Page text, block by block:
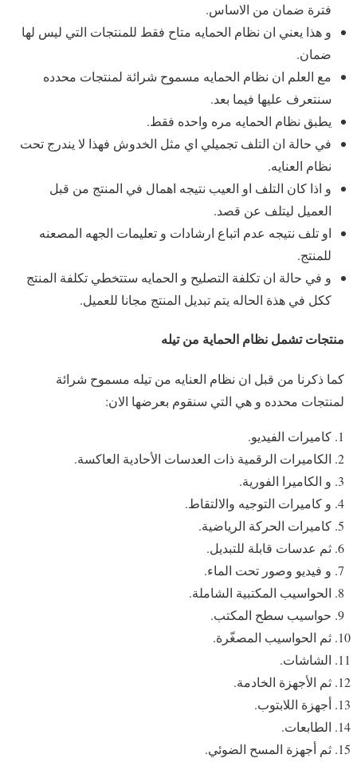
فترة ضمان من الاساس.
و هذا يعني ان نظام الحمايه متاح فقط للمنتجات التي ليس لها
ضمان.
مع العلم ان نظام الحمايه مسموح شرائة لمنتجات محدده
سنتعرف عليها فيما بعد.
يطبق نظام الحمايه مره واحده فقط.
في حالة ان التلف تجميلي اي مثل الخدوش فهذا لا يندرج تحت
نظام العنايه.
و اذا كان التلف او العيب نتيجه اهمال في المنتج من قبل
العميل ليتلف عن قصد.
او تلف نتيجه عدم اتباع ارشادات و تعليمات الجهه المصعنه
للمنتج.
و في حالة ان تكلفة التصليح و الحمايه ستتخطي تكلفة المنتج
ككل في هذة الحاله يتم تبديل المنتج مجانا للعميل.
منتجات تشمل نظام الحماية من تيله
كما ذكرنا من قبل ان نظام العنايه من تيله مسموح شرائة
لمنتجات محدده و هي التي سنقوم بعرضها الان:
كاميرات الفيديو.
الكاميرات الرقمية ذات العدسات الأحادية العاكسة.
و الكاميرا الفورية.
و كاميرات التوجيه والالتقاط.
كاميرات الحركة الرياضية.
ثم عدسات قابلة للتبديل.
و فيديو وصور تحت الماء.
الحواسيب المكتبية الشاملة.
حواسيب سطح المكتب.
ثم الحواسيب المصغّرة.
الشاشات.
ثم الأجهزة الخادمة.
أجهزة اللابتوب.
الطابعات.
ثم أجهزة المسح الضوئي.